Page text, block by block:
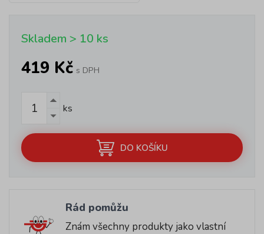
Skladem > 10 ks
419 Kč s DPH
ks
DO KOŠÍKU
Rád pomůžu
Znám všechny produkty jako vlastní